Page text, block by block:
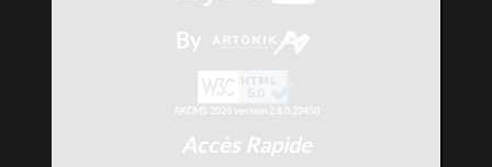
By
AKCMS 2026 version 2.8.0.23450
Accès Rapide